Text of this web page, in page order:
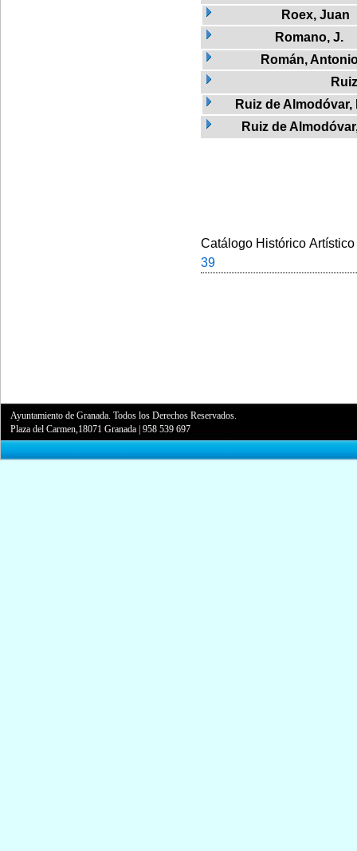
Roex, Juan
Romano, J.
Román,
Ruiz
Ruiz de
Ruiz de
Catálogo Histórico
39
Ayuntamiento de Granada. Todos los Derechos Reservados.
Plaza del Carmen,18071 Granada |958 539 697